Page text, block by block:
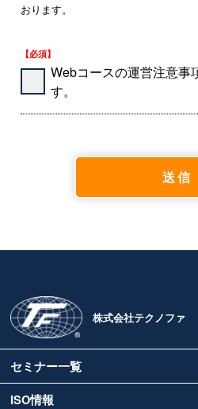
おります。
【必須】
Webコースの運営注意事
す。
株式会社テクノファ
セミナー一覧
ISO情報